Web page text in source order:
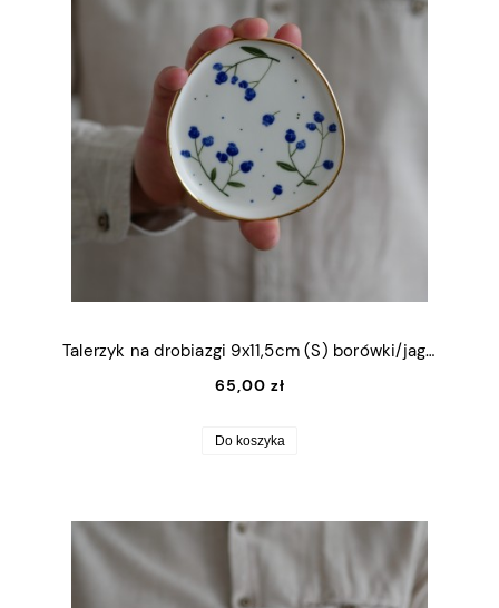
Talerzyk na drobiazgi 9x11,5cm (S) borówki/jagody ze złotym rantem
65,00 zł
Do koszyka